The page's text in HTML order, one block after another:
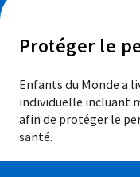
Protéger le
Enfants du Monde a
individuelle incluant
afin de protéger le
santé.